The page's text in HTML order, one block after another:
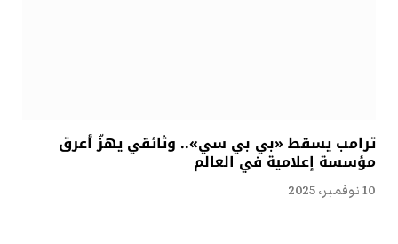
ترامب يسقط «بي بي سي».. وثائقي يهزّ أعرق
مؤسسة إعلامية في العالم
10 نوفمبر، 2025